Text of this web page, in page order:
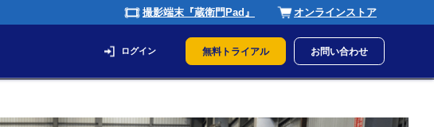
撮影端末『蔵衛門Pad』 オンラインストア
ログイン 無料トライアル お問い合わせ